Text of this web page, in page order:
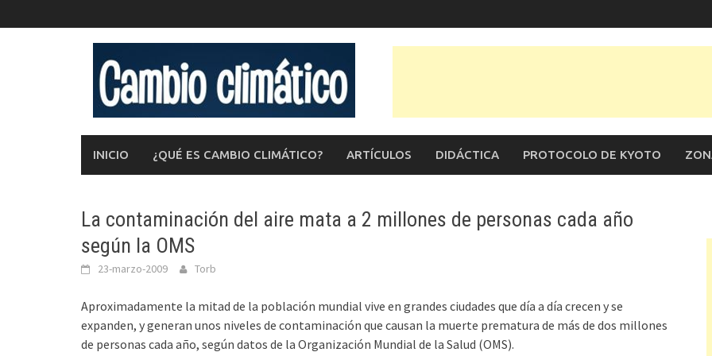
al
INICIO ¿QUÉ ES CAMBIO CLIMÁTICO? ARTÍCULOS DIDÁCTICA PROTOCOLO DE KYOTO
La contaminación del aire mata a 2 millones de personas cada año
según la OMS
23-marzo-2009 Torb
Aproximadamente la mitad de la población mundial vive en grandes ciudades que día a día crecen y se
expanden, y generan unos niveles de contaminación que causan la muerte prematura de más de dos millones
de personas cada año, según datos de la Organización Mundial de la Salud (OMS).